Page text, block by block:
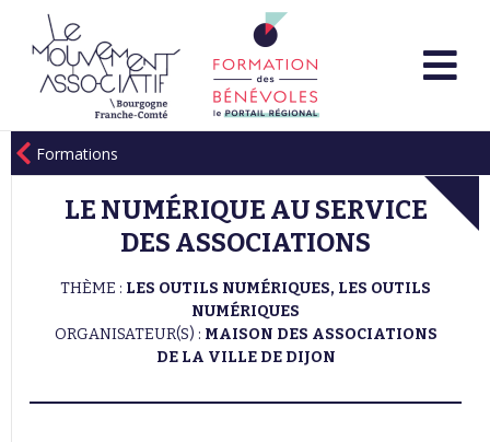
Formations
LE NUMÉRIQUE AU SERVICE
DES ASSOCIATIONS
THÈME : LES OUTILS NUMÉRIQUES, LES OUTILS
NUMÉRIQUES
ORGANISATEUR(S) : MAISON DES ASSOCIATIONS
DE LA VILLE DE DIJON